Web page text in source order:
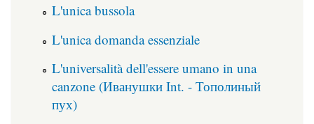
L'unica bussola
L'unica domanda essenziale
L'universalità dell'essere umano in una
canzone (Иванушки Int. - Тополиный
пух)